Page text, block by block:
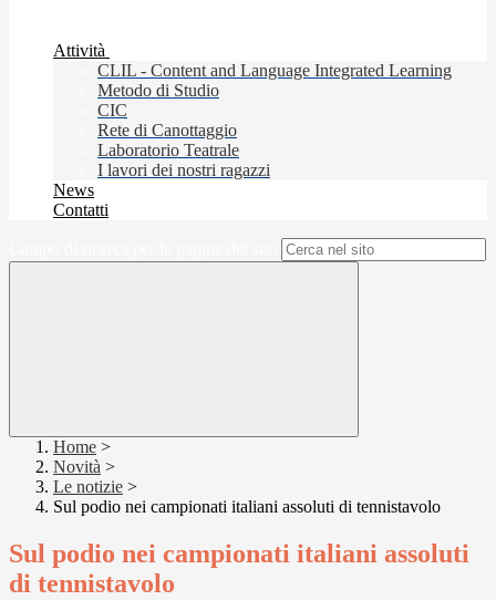
Attività
CLIL - Content and Language Integrated Learning
Metodo di Studio
CIC
Rete di Canottaggio
Laboratorio Teatrale
I lavori dei nostri ragazzi
News
Contatti
Home >
Novità >
Le notizie >
Sul podio nei campionati italiani assoluti di tennistavolo
Sul podio nei campionati italiani assoluti
di tennistavolo